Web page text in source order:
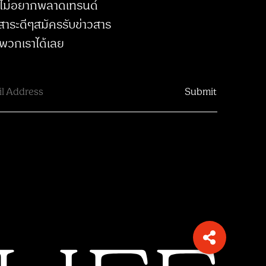
ม่อยากพลาดเทรนด์
าระดีๆสมัครรับข่าวสาร
กเราได้เลย